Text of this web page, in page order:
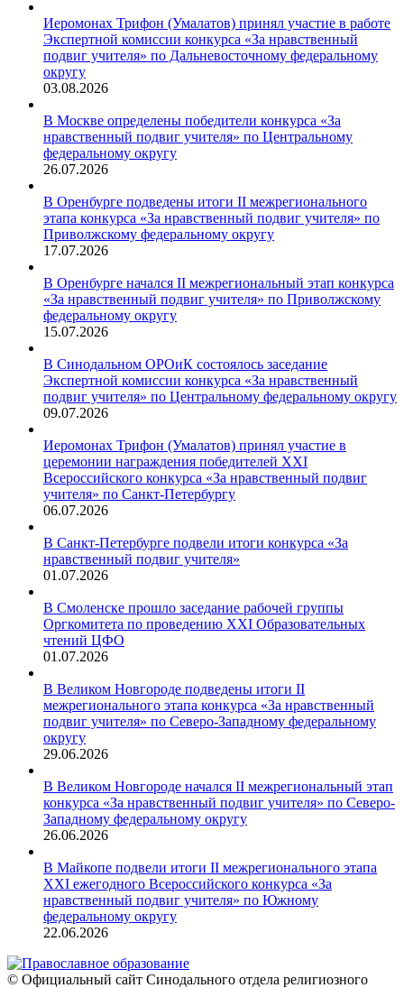
Иеромонах Трифон (Умалатов) принял участие в работе
Экспертной комиссии конкурса «За нравственный
подвиг учителя» по Дальневосточному федеральному
округу
03.08.2026
В Москве определены победители конкурса «За
нравственный подвиг учителя» по Центральному
федеральному округу
26.07.2026
В Оренбурге подведены итоги II межрегионального
этапа конкурса «За нравственный подвиг учителя» по
Приволжскому федеральному округу
17.07.2026
В Оренбурге начался II межрегиональный этап конкурса
«За нравственный подвиг учителя» по Приволжскому
федеральному округу
15.07.2026
В Синодальном ОРОиК состоялось заседание
Экспертной комиссии конкурса «За нравственный
подвиг учителя» по Центральному федеральному округу
09.07.2026
Иеромонах Трифон (Умалатов) принял участие в
церемонии награждения победителей XXI
Всероссийского конкурса «За нравственный подвиг
учителя» по Санкт-Петербургу
06.07.2026
В Санкт-Петербурге подвели итоги конкурса «За
нравственный подвиг учителя»
01.07.2026
В Смоленске прошло заседание рабочей группы
Оргкомитета по проведению XXI Образовательных
чтений ЦФО
01.07.2026
В Великом Новгороде подведены итоги II
межрегионального этапа конкурса «За нравственный
подвиг учителя» по Северо-Западному федеральному
округу
29.06.2026
В Великом Новгороде начался II межрегиональный этап
конкурса «За нравственный подвиг учителя» по Северо-
Западному федеральному округу
26.06.2026
В Майкопе подвели итоги II межрегионального этапа
XXI ежегодного Всероссийского конкурса «За
нравственный подвиг учителя» по Южному
федеральному округу
22.06.2026
© Официальный сайт Синодального отдела религиозного